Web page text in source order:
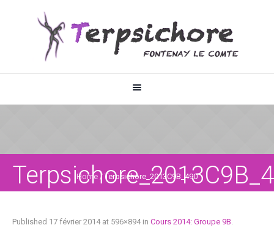
Home /Terpsichore_2013C9B_490
Published 17 février 2014at 596×894 in Cours 2014: Groupe 9B.